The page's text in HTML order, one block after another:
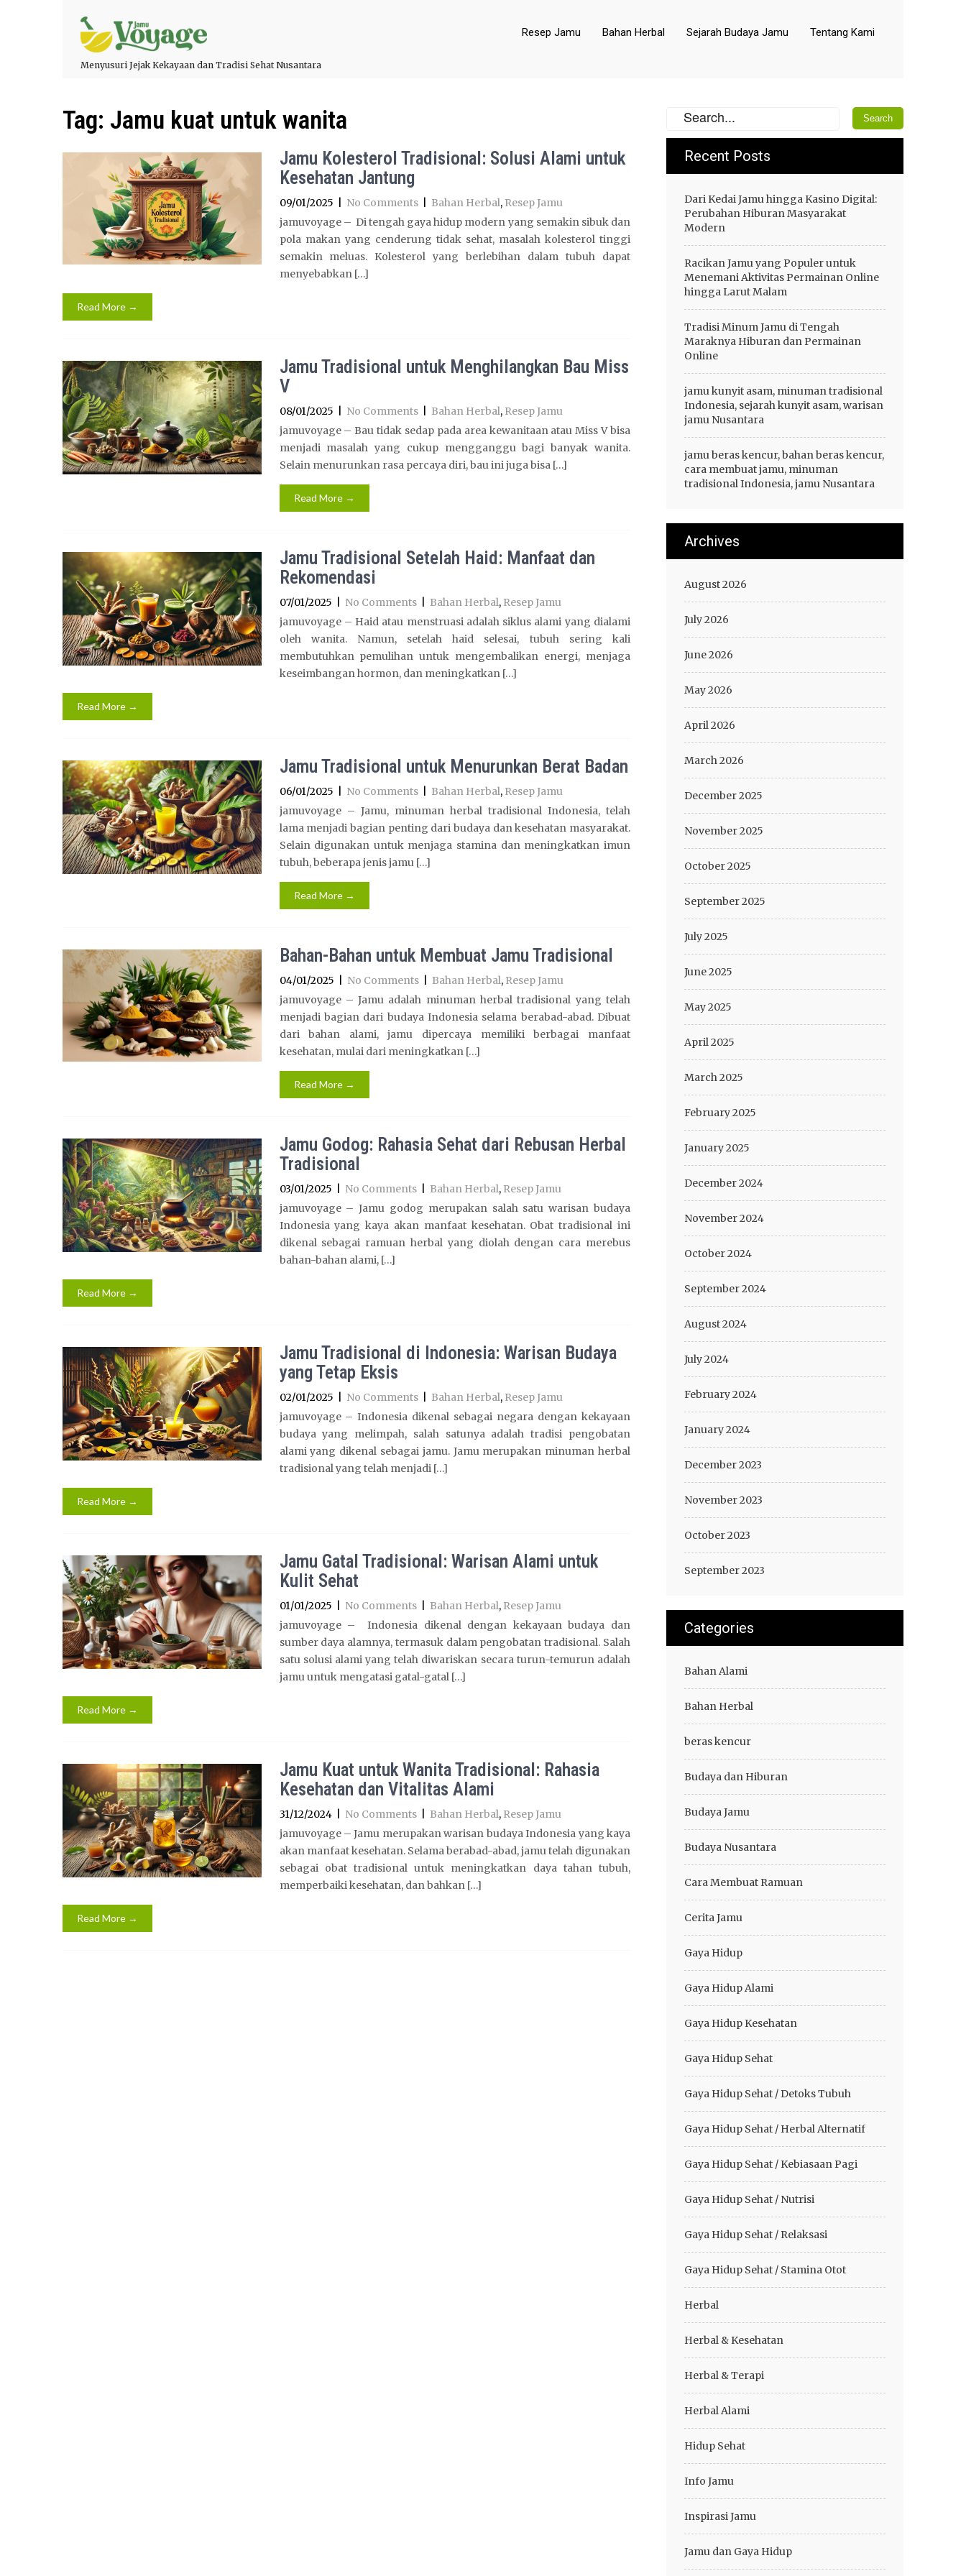
Menyusuri Jejak Kekayaan dan Tradisi Sehat Nusantara
Resep Jamu Bahan Herbal Sejarah Budaya Jamu Tentang Kami
Tag: Jamu kuat untuk wanita
Jamu Kolesterol Tradisional: Solusi Alami untuk
Kesehatan Jantung
09/01/2025 No Comments Bahan Herbal, Resep Jamu
jamuvoyage – Di tengah gaya hidup modern yang semakin sibuk dan
pola makan yang cenderung tidak sehat, masalah kolesterol tinggi
semakin meluas. Kolesterol yang berlebihan dalam tubuh dapat
menyebabkan […]
Read More →
Jamu Tradisional untuk Menghilangkan Bau Miss
V
08/01/2025 No Comments Bahan Herbal, Resep Jamu
jamuvoyage – Bau tidak sedap pada area kewanitaan atau Miss V bisa
menjadi masalah yang cukup mengganggu bagi banyak wanita.
Selain menurunkan rasa percaya diri, bau ini juga bisa […]
Read More →
Jamu Tradisional Setelah Haid: Manfaat dan
Rekomendasi
07/01/2025 No Comments Bahan Herbal, Resep Jamu
jamuvoyage – Haid atau menstruasi adalah siklus alami yang dialami
oleh wanita. Namun, setelah haid selesai, tubuh sering kali
membutuhkan pemulihan untuk mengembalikan energi, menjaga
keseimbangan hormon, dan meningkatkan […]
Read More →
Jamu Tradisional untuk Menurunkan Berat Badan
06/01/2025 No Comments Bahan Herbal, Resep Jamu
jamuvoyage – Jamu, minuman herbal tradisional Indonesia, telah
lama menjadi bagian penting dari budaya dan kesehatan masyarakat.
Selain digunakan untuk menjaga stamina dan meningkatkan imun
tubuh, beberapa jenis jamu […]
Read More →
Bahan-Bahan untuk Membuat Jamu Tradisional
04/01/2025 No Comments Bahan Herbal, Resep Jamu
jamuvoyage – Jamu adalah minuman herbal tradisional yang telah
menjadi bagian dari budaya Indonesia selama berabad-abad. Dibuat
dari bahan alami, jamu dipercaya memiliki berbagai manfaat
kesehatan, mulai dari meningkatkan […]
Read More →
Jamu Godog: Rahasia Sehat dari Rebusan Herbal
Tradisional
03/01/2025 No Comments Bahan Herbal, Resep Jamu
jamuvoyage – Jamu godog merupakan salah satu warisan budaya
Indonesia yang kaya akan manfaat kesehatan. Obat tradisional ini
dikenal sebagai ramuan herbal yang diolah dengan cara merebus
bahan-bahan alami, […]
Read More →
Jamu Tradisional di Indonesia: Warisan Budaya
yang Tetap Eksis
02/01/2025 No Comments Bahan Herbal, Resep Jamu
jamuvoyage – Indonesia dikenal sebagai negara dengan kekayaan
budaya yang melimpah, salah satunya adalah tradisi pengobatan
alami yang dikenal sebagai jamu. Jamu merupakan minuman herbal
tradisional yang telah menjadi […]
Read More →
Jamu Gatal Tradisional: Warisan Alami untuk
Kulit Sehat
01/01/2025 No Comments Bahan Herbal, Resep Jamu
jamuvoyage – Indonesia dikenal dengan kekayaan budaya dan
sumber daya alamnya, termasuk dalam pengobatan tradisional. Salah
satu solusi alami yang telah diwariskan secara turun-temurun adalah
jamu untuk mengatasi gatal-gatal […]
Read More →
Jamu Kuat untuk Wanita Tradisional: Rahasia
Kesehatan dan Vitalitas Alami
31/12/2024 No Comments Bahan Herbal, Resep Jamu
jamuvoyage – Jamu merupakan warisan budaya Indonesia yang kaya
akan manfaat kesehatan. Selama berabad-abad, jamu telah digunakan
sebagai obat tradisional untuk meningkatkan daya tahan tubuh,
memperbaiki kesehatan, dan bahkan […]
Read More →
Recent Posts
Dari Kedai Jamu hingga Kasino Digital:
Perubahan Hiburan Masyarakat
Modern
Racikan Jamu yang Populer untuk
Menemani Aktivitas Permainan Online
hingga Larut Malam
Tradisi Minum Jamu di Tengah
Maraknya Hiburan dan Permainan
Online
jamu kunyit asam, minuman tradisional
Indonesia, sejarah kunyit asam, warisan
jamu Nusantara
jamu beras kencur, bahan beras kencur,
cara membuat jamu, minuman
tradisional Indonesia, jamu Nusantara
Archives
August 2026
July 2026
June 2026
May 2026
April 2026
March 2026
December 2025
November 2025
October 2025
September 2025
July 2025
June 2025
May 2025
April 2025
March 2025
February 2025
January 2025
December 2024
November 2024
October 2024
September 2024
August 2024
July 2024
February 2024
January 2024
December 2023
November 2023
October 2023
September 2023
Categories
Bahan Alami
Bahan Herbal
beras kencur
Budaya dan Hiburan
Budaya Jamu
Budaya Nusantara
Cara Membuat Ramuan
Cerita Jamu
Gaya Hidup
Gaya Hidup Alami
Gaya Hidup Kesehatan
Gaya Hidup Sehat
Gaya Hidup Sehat / Detoks Tubuh
Gaya Hidup Sehat / Herbal Alternatif
Gaya Hidup Sehat / Kebiasaan Pagi
Gaya Hidup Sehat / Nutrisi
Gaya Hidup Sehat / Relaksasi
Gaya Hidup Sehat / Stamina Otot
Herbal
Herbal & Kesehatan
Herbal & Terapi
Herbal Alami
Hidup Sehat
Info Jamu
Inspirasi Jamu
Jamu dan Gaya Hidup